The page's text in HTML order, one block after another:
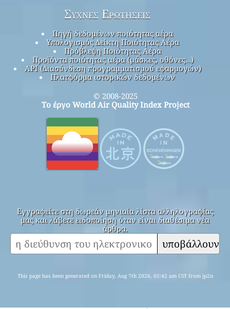
Συχνές Ερωτήσεις
Πηγή δεδομένων ποιότητας αέρα
Υπολογισμός Δείκτη Ποιότητας Αέρα
Πρόβλεψη Ποιότητας Αέρα
Προϊόντα ποιότητας αέρα (μάσκες, οθόνες…)
API (Διασύνδεση προγραμματισμού εφαρμογών)
Πλατφόρμα ιστορικών δεδομένων
© 2008-2025
Το έργο World Air Quality Index Project
Εγγραφείτε στη δωρεάν μηνιαία λίστα αλληλογραφίας
μας και λάβετε ειδοποίηση όταν είναι διαθέσιμα νέα
άρθρα.
υποβάλλουν
This page has been generated on Friday, Aug 7th 2026, 05:42 am CST from jp2n